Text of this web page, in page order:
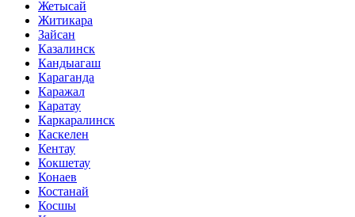
Жетысай
Житикара
Зайсан
Казалинск
Кандыагаш
Караганда
Каражал
Каратау
Каркаралинск
Каскелен
Кентау
Кокшетау
Конаев
Костанай
Косшы